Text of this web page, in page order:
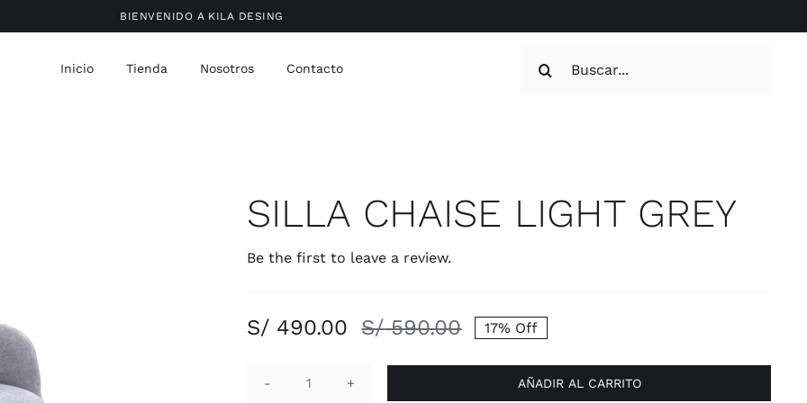
BIENVENIDO A KILA DESING
Inicio Tienda Nosotros Contacto
SILLA CHAISE LIGHT GREY
Be the first to leave a review.
S/590.00El
precio
original
S/ 490.00
El
precio
actual
17% Off
AÑADIR AL CARRITO